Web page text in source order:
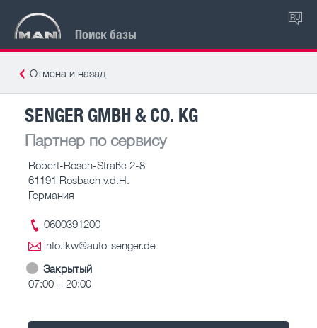
Поиск базы
RU
Отмена и назад
SENGER GMBH & CO. KG
Партнер по сервису
Robert-Bosch-Straße 2-8
61191 Rosbach v.d.H.
Германия
0600391200
info.lkw@auto-senger.de
Закрытый
07:00 – 20:00